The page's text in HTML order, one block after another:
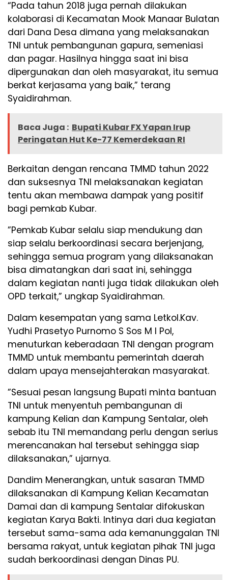
“Pada tahun 2018 juga pernah dilakukan
kolaborasi di Kecamatan Mook Manaar Bulatan
dari Dana Desa dimana yang melaksanakan
TNI untuk pembangunan gapura, semeniasi
dan pagar. Hasilnya hingga saat ini bisa
dipergunakan dan oleh masyarakat, itu semua
berkat kerjasama yang baik,” terang
Syaidirahman.
Baca Juga : Bupati Kubar FX Yapan Irup
Peringatan Hut Ke-77 Kemerdekaan RI
Berkaitan dengan rencana TMMD tahun 2022
dan suksesnya TNI melaksanakan kegiatan
tentu akan membawa dampak yang positif
bagi pemkab Kubar.
”Pemkab Kubar selalu siap mendukung dan
siap selalu berkoordinasi secara berjenjang,
sehingga semua program yang dilaksanakan
bisa dimatangkan dari saat ini, sehingga
dalam kegiatan nanti juga tidak dilakukan oleh
OPD terkait,” ungkap Syaidirahman.
Dalam kesempatan yang sama Letkol.Kav.
Yudhi Prasetyo Purnomo S Sos M I Pol,
menuturkan keberadaan TNI dengan program
TMMD untuk membantu pemerintah daerah
dalam upaya mensejahterakan masyarakat.
”Sesuai pesan langsung Bupati minta bantuan
TNI untuk menyentuh pembangunan di
kampung Kelian dan Kampung Sentalar, oleh
sebab itu TNI memandang perlu dengan serius
merencanakan hal tersebut sehingga siap
dilaksanakan,” ujarnya.
Dandim Menerangkan, untuk sasaran TMMD
dilaksanakan di Kampung Kelian Kecamatan
Damai dan di kampung Sentalar difokuskan
kegiatan Karya Bakti. Intinya dari dua kegiatan
tersebut sama-sama ada kemanunggalan TNI
bersama rakyat, untuk kegiatan pihak TNI juga
sudah berkoordinasi dengan Dinas PU.